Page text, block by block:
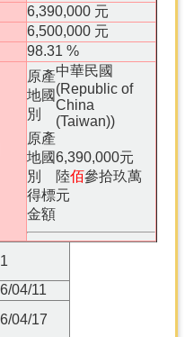
6,390,000 元
6,500,000 元
98.31 %
原產
地國
別
中華民國
(Republic of
China
(Taiwan))
原產
地國
別
得標
金額
6,390,000元
陸佰參拾玖萬
元
04/11
04/17